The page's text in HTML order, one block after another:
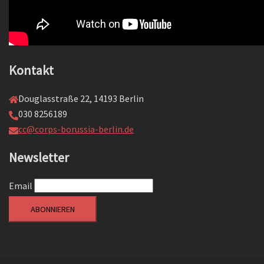
Kontakt
Douglasstraße 22, 14193 Berlin
030 8256189
cc@corps-borussia-berlin.de
Newsletter
Email